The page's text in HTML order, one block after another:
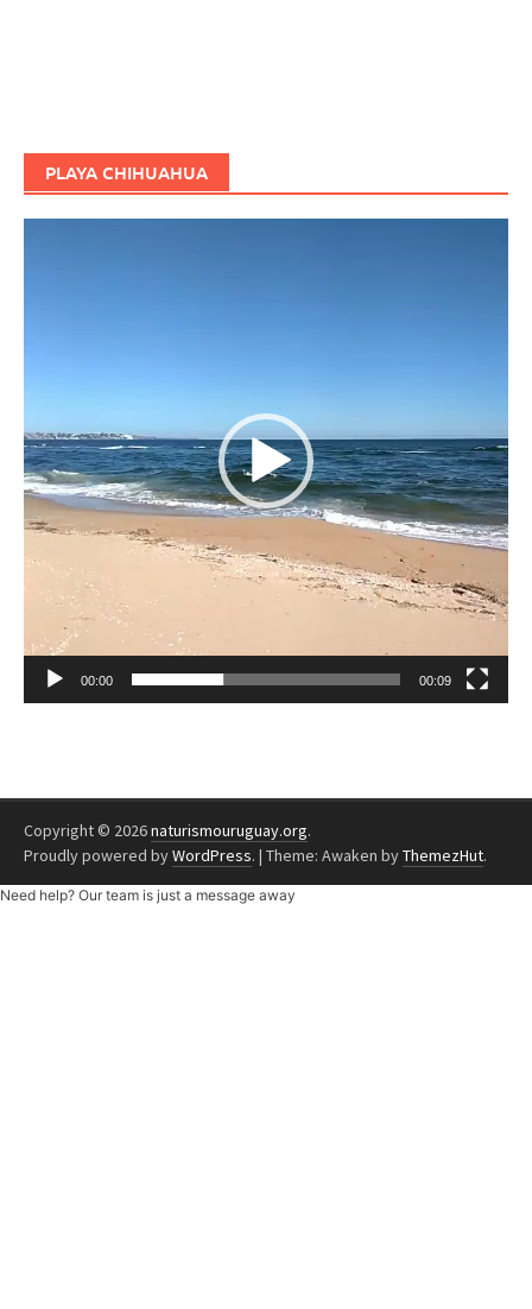
PLAYA CHIHUAHUA
00:00 00:09
Copyright © 2026naturismouruguay.org.
Proudly powered byWordPress. | Theme: Awaken byThemezHut.
Need help? Our team is just a message away